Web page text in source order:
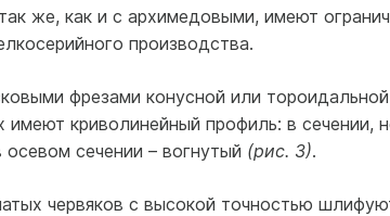
же, как и с архимедовыми, имеют
производства.
фрезами конусной или
имеют криволинейный профиль: в сечении,
сечении – вогнутый (рис. 3).
червяков с высокой точностью